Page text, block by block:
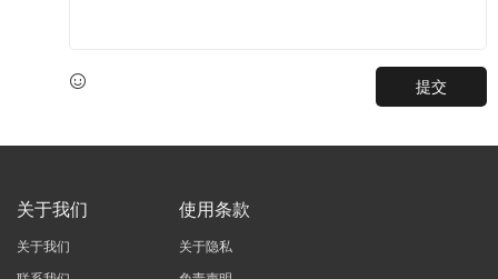
提交
关于我们
关于我们
使用条款
关于隐私